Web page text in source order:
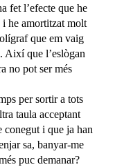
fet l’efecte que he
i he amortitzat molt
que em vaig
Així que l’eslògan
no pot ser més
per sortir a tots
taula acceptant
conegut i que ja han
sa, banyar-me
puc demanar?